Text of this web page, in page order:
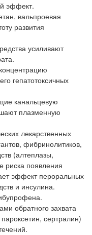
эффект.
вальпроевая
развития
усиливают
гепатотоксичных
канальцевую
плазменную
лекарственных
фибринолитиков,
(алтеплазы,
риска появления
эффект пероральных
и инсулина.
обратного захвата
сертралин)